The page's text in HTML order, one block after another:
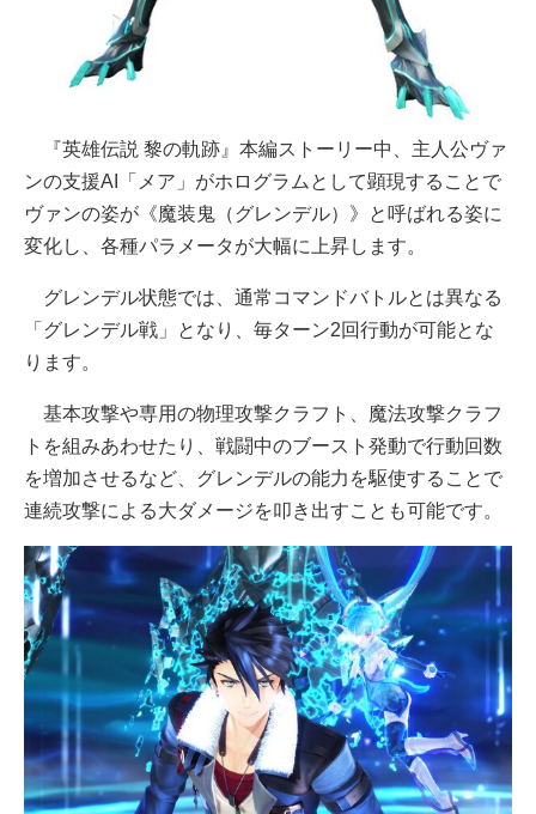
『英雄伝説 黎の軌跡』本編ストーリー中、主人公ヴァ
ンの支援AI「メア」がホログラムとして顕現することで
ヴァンの姿が《魔装鬼（グレンデル）》と呼ばれる姿に
変化し、各種パラメータが大幅に上昇します。
グレンデル状態では、通常コマンドバトルとは異なる
「グレンデル戦」となり、毎ターン2回行動が可能とな
ります。
基本攻撃や専用の物理攻撃クラフト、魔法攻撃クラフ
トを組みあわせたり、戦闘中のブースト発動で行動回数
を増加させるなど、グレンデルの能力を駆使することで
連続攻撃による大ダメージを叩き出すことも可能です。